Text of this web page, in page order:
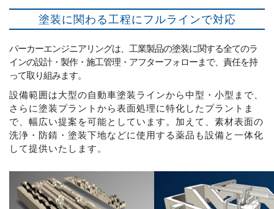
塗装に関わる工程にフルラインで対応
パーカーエンジニアリングは、工業製品の塗装に関する全てのラ
インの設計・製作・施工管理・アフターフォローまで、責任を持
って取り組みます。
設備範囲は大型の自動車塗装ラインから中型・小型まで、
さらに塗装プラントから表面処理に特化したプラントま
で、幅広い提案を可能としています。加えて、素材表面の
洗浄・防錆・塗装下地などに使用する薬品も設備と一体化
して提供いたします。